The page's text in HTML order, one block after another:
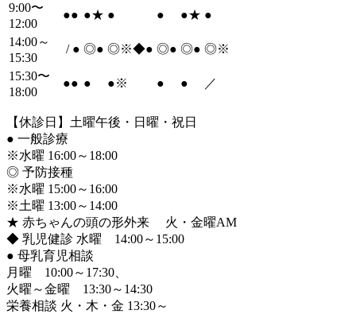
9:00〜
12:00
●● ●★ ● ● ●★ ●
14:00～
15:30
/ ● ◎● ◎※◆● ◎● ◎● ◎※
15:30〜
18:00
●● ● ●※ ● ● ／
【休診日】土曜午後・日曜・祝日
● 一般診療
※水曜 16:00～18:00
◎ 予防接種
※水曜 15:00～16:00
※土曜 13:00～14:00
★ 赤ちゃんの頭の形外来 火・金曜AM
◆ 乳児健診 水曜 14:00～15:00
● 母乳育児相談
月曜 10:00～17:30、
火曜～金曜 13:30～14:30
栄養相談 火・木・金 13:30～